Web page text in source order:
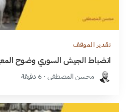
تقدير الموقف
انضباط الجيش السوري وضوح
محسن المصطفى · 6 دقيقة